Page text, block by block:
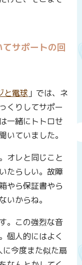
サポートの回
と電球 」では、ネ
くりしてサポー
一緒にトトロせ
いていました。
オレと同じこと
たらしい。故障
やら保証書やら
いからね。
。この強烈な音
個人的にはよく
今度また似た扇